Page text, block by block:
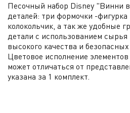
Песочный набор Disney "Винни в
деталей: три формочки -
колокольчик, а так же удобные
детали с использованием сырья
высокого качества и
Цветовое исполнение
может отличаться от
указана за 1 комплект.